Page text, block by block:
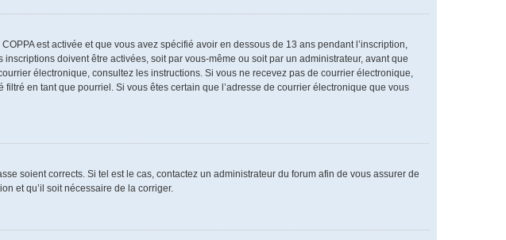
est activée et que vous avez spécifié avoir en dessous de 13 ans pendant l’inscription,
doivent être activées, soit par vous-même ou soit par un administrateur, avant que
électronique, consultez les instructions. Si vous ne recevez pas de courrier électronique,
en tant que pourriel. Si vous êtes certain que l’adresse de courrier électronique que vous
soient corrects. Si tel est le cas, contactez un administrateur du forum afin de vous assurer de
et qu’il soit nécessaire de la corriger.